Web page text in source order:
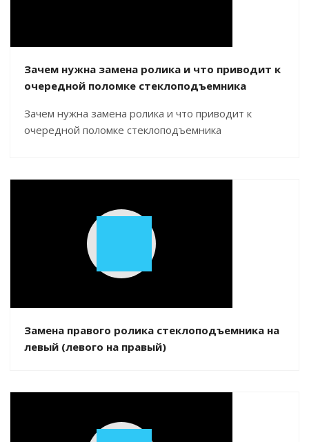
Зачем нужна замена ролика и что приводит к
очередной поломке стеклоподъемника
Зачем нужна замена ролика и что приводит к
очередной поломке стеклоподъемника
Play
Замена правого ролика стеклоподъемника на
левый (левого на правый)